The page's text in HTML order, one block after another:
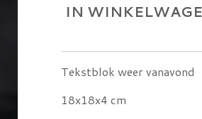
IN
Tekstblok weer vanavond
18x18x4 cm